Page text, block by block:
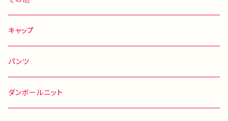
キャップ
パンツ
ダンボールニット